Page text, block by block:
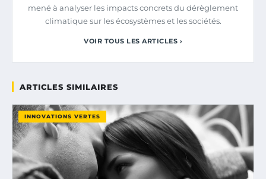
mené à analyser les impacts concrets du dérèglement
climatique sur les écosystèmes et les sociétés.
VOIR TOUS LES ARTICLES ›
ARTICLES SIMILAIRES
INNOVATIONS VERTES